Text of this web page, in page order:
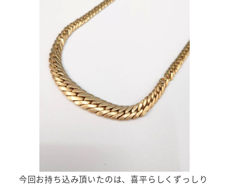
今回お持ち込み頂いたのは、喜平らしくずっしり